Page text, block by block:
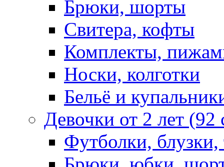
Брюки, шорты
Свитера, кофты
Комплекты,
Носки, колготки
Бельё и
Девочки от 2 лет
Футболки,